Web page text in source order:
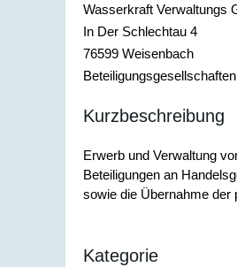
Wasserkraft Verwaltungs
In Der Schlechtau 4
76599 Weisenbach
Beteiligungsgesellschaften
Kurzbeschreibung
Erwerb und Verwaltung
Beteiligungen an
sowie die Übernahme der
Kategorie